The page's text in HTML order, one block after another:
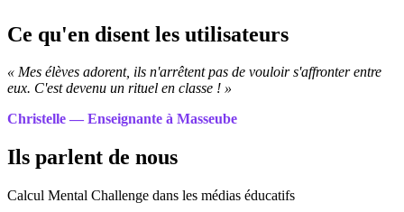
Ce qu'en disent les utilisateurs
« Mes élèves adorent, ils n'arrêtent pas de vouloir s'affronter entre
eux. C'est devenu un rituel en classe ! »
Christelle — Enseignante à Masseube
Ils parlent de nous
Calcul Mental Challenge dans les médias éducatifs